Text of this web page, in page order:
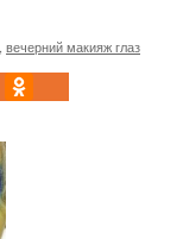
вечерний макияж глаз